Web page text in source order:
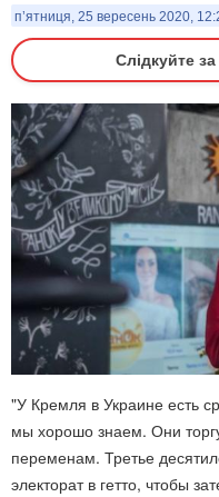
п’ятниця, 25 вересень 2020,
Слідкуйте
"У Кремля в Украине есть
мы хорошо знаем. Они
переменам. Третье
электорат в гетто, чтобы